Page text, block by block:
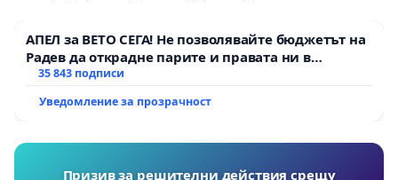
АПЕЛ за ВЕТО СЕГА! Не позволявайте бюджетът на
Радев да открадне парите и правата ни в
тъмното
35 843 подписи
Уведомление за прозрачност
Призив за решителни действия срещу